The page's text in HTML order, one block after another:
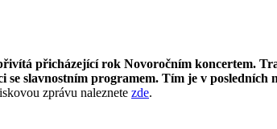
přicházející rok Novoročním koncertem.
slavnostním programem. Tím je v
zprávu naleznete zde.